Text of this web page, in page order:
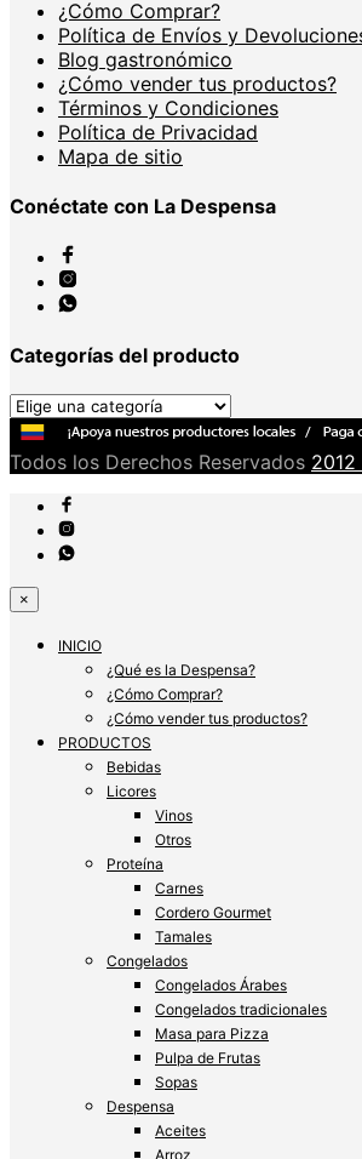
¿Cómo Comprar?
Política de Envíos y
Blog gastronómico
¿Cómo vender tus productos?
Términos y Condiciones
Política de Privacidad
Mapa de sitio
Conéctate con La Despensa
Categorías del producto
Todos los Derechos Reservados
×
INICIO
¿Qué es la Despensa?
¿Cómo Comprar?
¿Cómo vender tus productos?
PRODUCTOS
Bebidas
Licores
Vinos
Otros
Proteína
Carnes
Cordero Gourmet
Tamales
Congelados
Congelados Árabes
Congelados tradicionales
Masa para Pizza
Pulpa de Frutas
Sopas
Despensa
Aceites
Arroz